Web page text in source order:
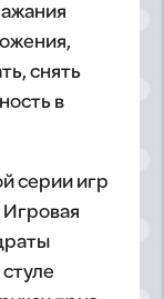
снять
в
серии игр